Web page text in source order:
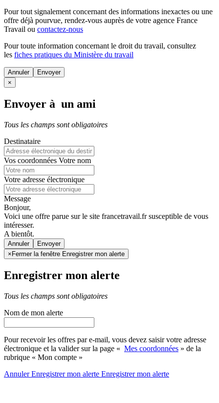
Pour tout signalement concernant des informations inexactes ou une
offre déjà pourvue, rendez-vous auprès de votre agence France
Travail ou contactez-nous
Pour toute information concernant le droit du travail, consultez
les fiches pratiques du Ministère du travail
Annuler
×
Envoyer à un ami
Tous les champs sont obligatoires
Destinataire
Vos coordonnées Votre nom
Votre adresse électronique
Message
Bonjour,
Voici une offre parue sur le site francetravail.fr susceptible de vous
intéresser.
A bientôt.
Annuler
× Fermer la fenêtre Enregistrer mon alerte
Enregistrer mon alerte
Tous les champs sont obligatoires
Nom de mon alerte
Pour recevoir les offres par e-mail, vous devez saisir votre adresse
électronique et la valider sur la page « Mes coordonnées » de la
rubrique « Mon compte »
AnnulerEnregistrer mon alerte Enregistrermon alerte